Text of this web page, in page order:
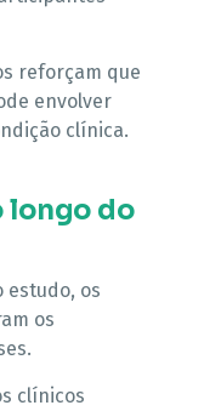
reforçam que
envolver
clínica.
longo do
estudo, os
os
clínicos